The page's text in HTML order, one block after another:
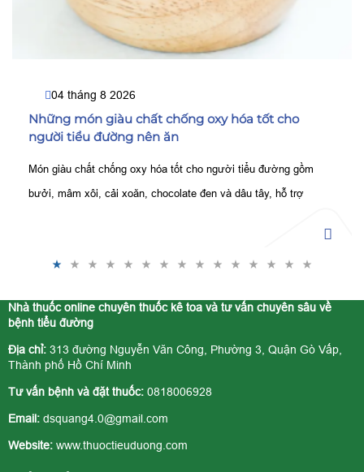
04 tháng 8 2026
Những món giàu chất chống oxy hóa tốt cho
người tiểu đường nên ăn
Món giàu chất chống oxy hóa tốt cho người tiểu đường gồm
bưởi, mâm xôi, cải xoăn, chocolate đen và dâu tây, hỗ trợ
Nhà thuốc online chuyên thuốc kê toa và tư vấn chuyên sâu về
bệnh tiểu đường
Địa chỉ: 313 đường Nguyễn Văn Công, Phường 3, Quận Gò Vấp,
Thành phố Hồ Chí Minh
Tư vấn bệnh và đặt thuốc: 0818006928
Email: dsquang4.0@gmail.com
Website: www.thuoctieuduong.com